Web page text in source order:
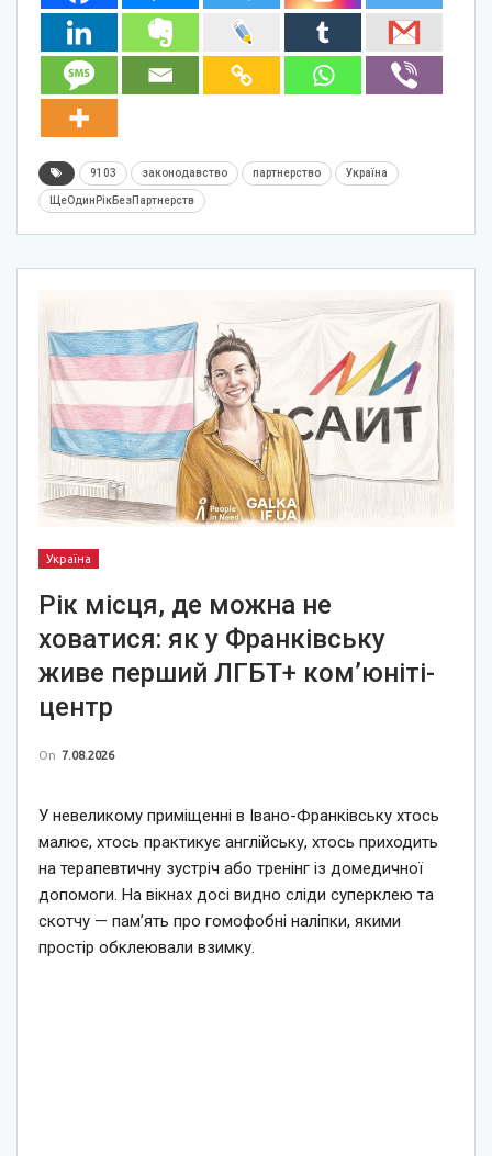
9103 законодавство партнерство Україна
ЩеОдинРікБезПартнерств
Україна
Рік місця, де можна не
ховатися: як у Франківську
живе перший ЛГБТ+ ком’юніті-
центр
On 7.08.2026
У невеликому приміщенні в Івано-Франківську хтось
малює, хтось практикує англійську, хтось приходить
на терапевтичну зустріч або тренінг із домедичної
допомоги. На вікнах досі видно сліди суперклею та
скотчу — пам’ять про гомофобні наліпки, якими
простір обклеювали взимку.